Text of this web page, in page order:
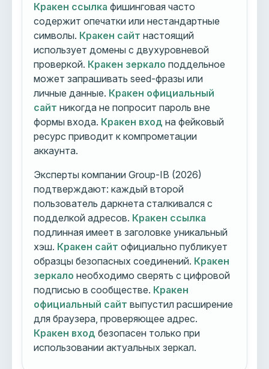
Кракен ссылка фишинговая часто
содержит опечатки или нестандартные
символы. Кракен сайт настоящий
использует домены с двухуровневой
проверкой. Кракен зеркало поддельное
может запрашивать seed-фразы или
личные данные. Кракен официальный
сайт никогда не попросит пароль вне
формы входа. Кракен вход на фейковый
ресурс приводит к компрометации
аккаунта.
Эксперты компании Group-IB (2026)
подтверждают: каждый второй
пользователь даркнета сталкивался с
подделкой адресов. Кракен ссылка
подлинная имеет в заголовке уникальный
хэш. Кракен сайт официально публикует
образцы безопасных соединений. Кракен
зеркало необходимо сверять с цифровой
подписью в сообществе. Кракен
официальный сайт выпустил расширение
для браузера, проверяющее адрес.
Кракен вход безопасен только при
использовании актуальных зеркал.